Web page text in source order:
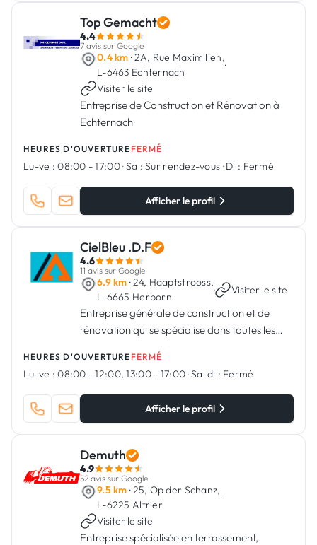
Top Gemacht
4.4
7 avis sur Google
0.4 km · 2A, Rue Maximilien,
L-6463 Echternach
·
Visiter le site
Entreprise de Construction et Rénovation à
Echternach
HEURES D'OUVERTURE FERMÉ
Lu-ve : 08:00 - 17:00·Sa : Sur rendez-vous ·Di : Fermé
Afficher le profil
CielBleu .D.F
4.6
11 avis sur Google
6.9 km · 24, Haaptstrooss,
L-6665 Herborn
· Visiter le site
Entreprise générale de construction et de
rénovation qui se spécialise dans toutes les
rénovation résidentiels et commerciaux.
HEURES D'OUVERTURE FERMÉ
Lu-ve : 08:00 - 12:00, 13:00 - 17:00·Sa-di : Fermé
Afficher le profil
Demuth
4.9
52 avis sur Google
9.5 km · 25, Op der Schanz,
L-6225 Altrier
·
Visiter le site
Entreprise spécialisée en terrassement,